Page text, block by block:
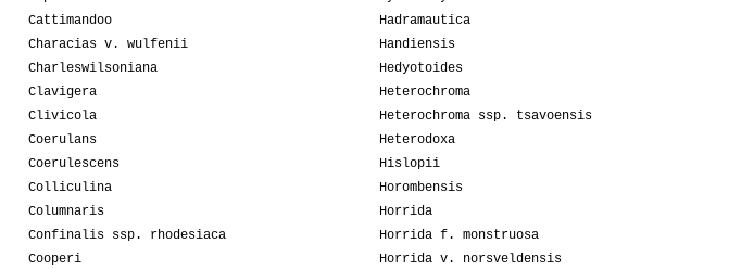
Cattimandoo
Characias v. wulfenii
Charleswilsoniana
Clavigera
Clivicola
Coerulans
Coerulescens
Colliculina
Columnaris
Confinalis ssp. rhodesiaca
Cooperi
Hadramautica
Handiensis
Hedyotoides
Heterochroma
Heterochroma ssp. tsavoensis
Heterodoxa
Hislopii
Horombensis
Horrida
Horrida f. monstruosa
Horrida v. norsveldensis